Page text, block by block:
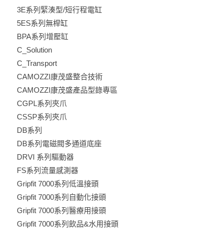
3E系列緊湊型/短行程電缸
5ES系列無桿缸
BPA系列增壓缸
C_Solution
C_Transport
CAMOZZI康茂盛整合技術
CAMOZZI康茂盛產品型錄專區
CGPL系列夾爪
CSSP系列夾爪
DB系列
DB系列電磁閥多通道底座
DRVI 系列驅動器
FS系列流量感測器
Gripfit 7000系列低溫接頭
Gripfit 7000系列自動化接頭
Gripfit 7000系列醫療用接頭
Gripfit 7000系列飲品&水用接頭